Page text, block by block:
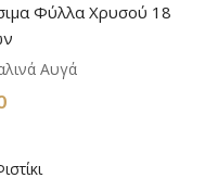
Φύλλα Χρυσού 18
Αυγά